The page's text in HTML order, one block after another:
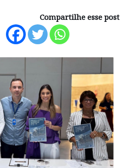
Compartilhe esse post